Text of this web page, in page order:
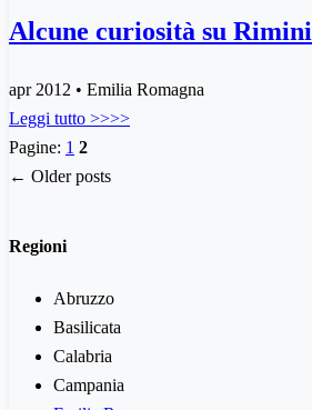
Alcune curiosità su Rimini
apr 2012 • Emilia Romagna
Leggi tutto >>>>
Pagine: 1 2
← Older posts
Regioni
Abruzzo
Basilicata
Calabria
Campania